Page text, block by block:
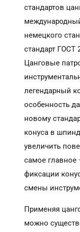
стандартов
немецкого
стандарт ГОСТ
Цанговые
легендарный
особенность
новому
конуса в
увеличить
самое главное
фиксации
смены
Применяя
можно